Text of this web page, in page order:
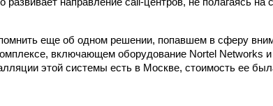
еще об одном решении, попавшем в сферу
включающем оборудование Nortel Networks и
этой системы есть в Москве, стоимость ее